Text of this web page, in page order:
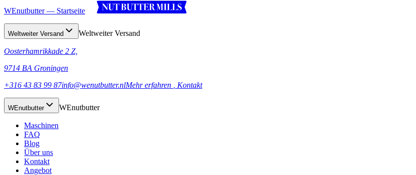
WEnutbutter — Startseite
Weltweiter Versand Weltweiter Versand
Oosterhamrikkade 2 Z,
9714 BA Groningen
+316 43 83 99 87info@wenutbutter.nlMehr erfahren , Kontakt
WEnutbutter WEnutbutter
Maschinen
FAQ
Blog
Über uns
Kontakt
Angebot